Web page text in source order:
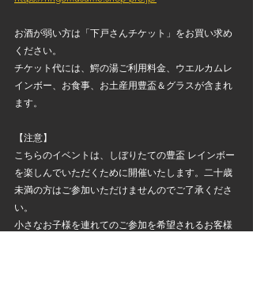
お酒が弱い方は「下戸さんチケット」をお買い求め
ください。
チケット代には、鰐の湯ご利用料金、ウエルカムレ
インボー、お食事、お土産用豊盃＆グラスが含まれ
ます。
【注意】
こちらのイベントは、しぼりたての豊盃 レインボー
を楽しんでいただくために開催いたします。二十歳
未満の方はご参加いただけませんのでご了承くださ
い。
小さなお子様を連れてのご参加を希望されるお客様